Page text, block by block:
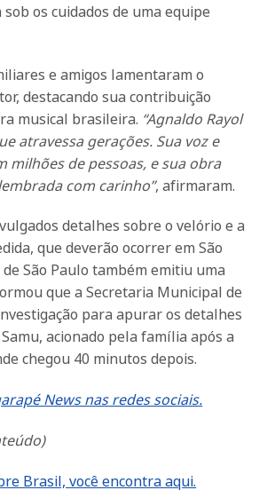
os cuidados de uma equipe
e amigos lamentaram o
destacando sua contribuição
musical brasileira. “Agnaldo Rayol
atravessa gerações. Sua voz e
milhões de pessoas, e sua obra
com carinho”, afirmaram.
detalhes sobre o velório e a
que deverão ocorrer em São
São Paulo também emitiu uma
que a Secretaria Municipal de
para apurar os detalhes
acionado pela família após a
chegou 40 minutos depois.
News nas redes sociais.
Brasil, você encontra aqui.